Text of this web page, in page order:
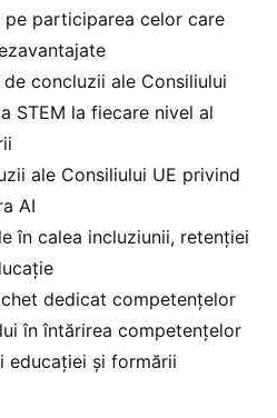
participarea celor care
concluzii ale Consiliului
STEM la fiecare nivel al
ale Consiliului UE privind
AI
în calea incluziunii, retenției
dedicat competențelor
în întărirea competențelor
educației și formării